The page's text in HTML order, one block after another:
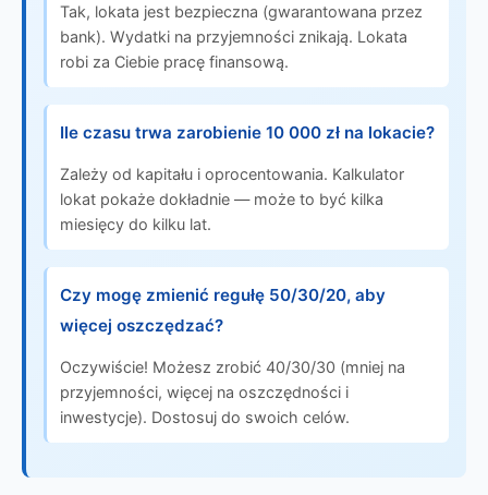
Tak, lokata jest bezpieczna (gwarantowana przez
bank). Wydatki na przyjemności znikają. Lokata
robi za Ciebie pracę finansową.
Ile czasu trwa zarobienie 10 000 zł na lokacie?
Zależy od kapitału i oprocentowania. Kalkulator
lokat pokaże dokładnie — może to być kilka
miesięcy do kilku lat.
Czy mogę zmienić regułę 50/30/20, aby
więcej oszczędzać?
Oczywiście! Możesz zrobić 40/30/30 (mniej na
przyjemności, więcej na oszczędności i
inwestycje). Dostosuj do swoich celów.